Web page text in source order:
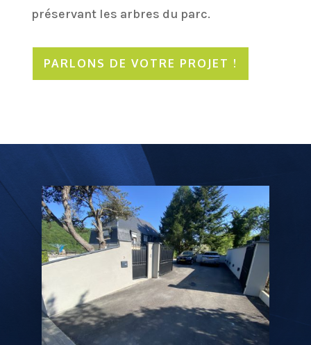
préservant les arbres du parc.
PARLONS DE VOTRE PROJET !